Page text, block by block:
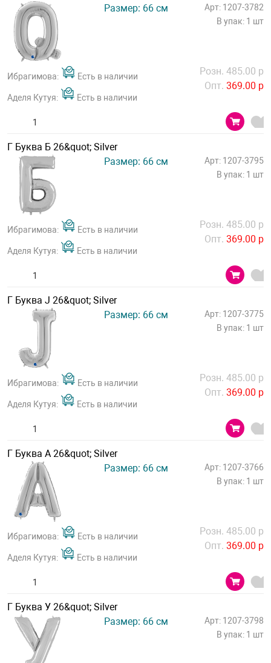
Размер: 66 см
Арт: 1207-3782
В упак: 1 шт
Ибрагимова: Есть в наличии
Аделя Кутуя: Есть в наличии
Розн. 485.00 р
Опт. 369.00 р
Г Буква Б 26&quot; Silver
Размер: 66 см
Арт: 1207-3795
В упак: 1 шт
Ибрагимова: Есть в наличии
Аделя Кутуя: Есть в наличии
Розн. 485.00 р
Опт. 369.00 р
Г Буква J 26&quot; Silver
Размер: 66 см
Арт: 1207-3775
В упак: 1 шт
Ибрагимова: Есть в наличии
Аделя Кутуя: Есть в наличии
Розн. 485.00 р
Опт. 369.00 р
Г Буква А 26&quot; Silver
Размер: 66 см
Арт: 1207-3766
В упак: 1 шт
Ибрагимова: Есть в наличии
Аделя Кутуя: Есть в наличии
Розн. 485.00 р
Опт. 369.00 р
Г Буква У 26&quot; Silver
Размер: 66 см
Арт: 1207-3798
В упак: 1 шт